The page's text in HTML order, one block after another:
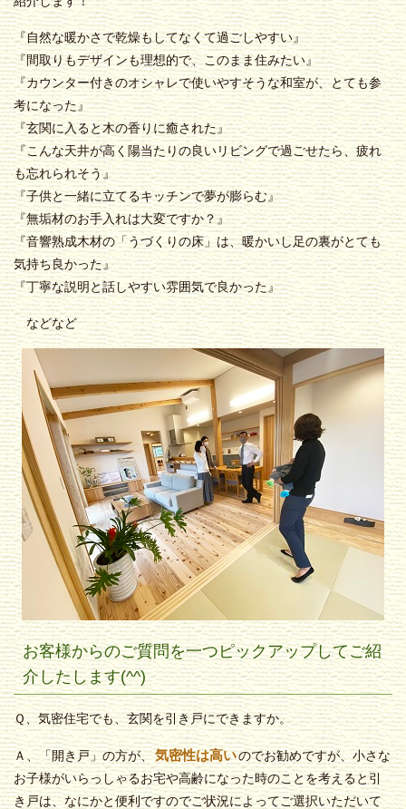
『自然な暖かさで乾燥もしてなくて過ごしやすい』
『間取りもデザインも理想的で、このまま住みたい』
『カウンター付きのオシャレで使いやすそうな和室が、とても参
考になった』
『玄関に入ると木の香りに癒された』
『こんな天井が高く陽当たりの良いリビングで過ごせたら、疲れ
も忘れられそう』
『子供と一緒に立てるキッチンで夢が膨らむ』
『無垢材のお手入れは大変ですか？』
『音響熟成木材の「うづくりの床」は、暖かいし足の裏がとても
気持ち良かった』
『丁寧な説明と話しやすい雰囲気で良かった』
などなど
お客様からのご質問を一つピックアップしてご紹
介したします(^^)
Ｑ、気密住宅でも、玄関を引き戸にできますか。
Ａ、「開き戸」の方が、 気密性は高いのでお勧めですが、小さな
お子様がいらっしゃるお宅や高齢になった時のことを考えると引
き戸は、なにかと便利ですのでご状況によってご選択いただいて